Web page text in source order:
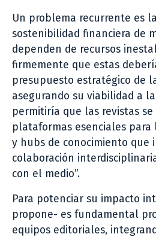
Un problema recurrente es
sostenibilidad financiera de
dependen de recursos
firmemente que estas
presupuesto estratégico de
asegurando su viabilidad a
permitiría que las revistas se
plataformas esenciales
y hubs de conocimiento que
colaboración
con el medio”.
Para potenciar su impacto
propone- es fundamental
equipos editoriales,